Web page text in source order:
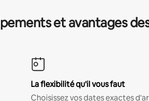
et avantages
La flexibilité qu'il vous faut
Choisissez vos dates exactes